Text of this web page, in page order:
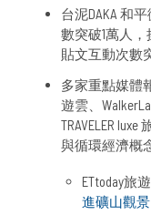
台泥DAKA 和
數突破1萬人
貼文互動次數
多家重點媒體
遊雲、
TRAVELER
與循環經濟概
ETtoday旅
進礦山觀